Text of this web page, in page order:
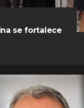
se fortalece